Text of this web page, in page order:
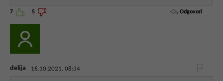
7 5 Odgovori
delija 16.10.2021. 08:34